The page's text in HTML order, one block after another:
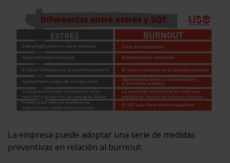
La empresa puede adoptar una serie de medidas
preventivas en relación al burnout: